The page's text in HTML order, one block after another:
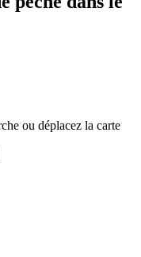
ou déplacez la carte